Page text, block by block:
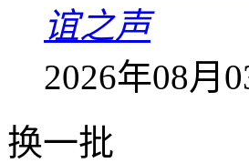
谊之声
2026年08月
换一批